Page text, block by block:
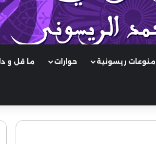
منوعات ريسونية حوارات ما قل و